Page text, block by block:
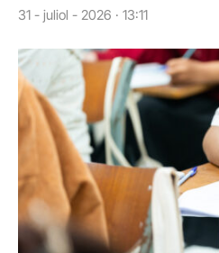
31 - juliol - 2026 · 13:11